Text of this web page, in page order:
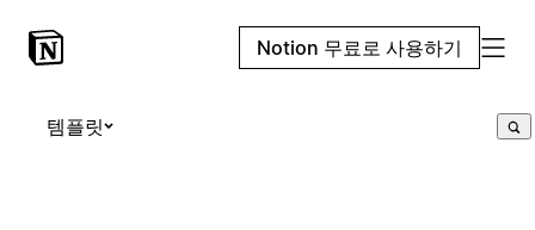
Notion 무료로 사용하기
템플릿